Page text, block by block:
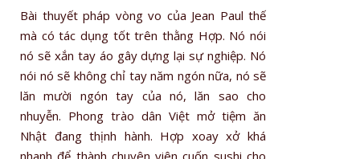
Bài thuyết pháp vòng vo của Jean Paul thế
mà có tác dụng tốt trên thằng Hợp. Nó nói
nó sẽ xắn tay áo gây dựng lại sự nghiệp. Nó
nói nó sẽ không chỉ tay năm ngón nữa, nó sẽ
lăn mười ngón tay của nó, lăn sao cho
nhuyễn. Phong trào dân Việt mở tiệm ăn
Nhật đang thịnh hành. Hợp xoay xở khá
nhanh để thành chuyên viên cuốn sushi cho